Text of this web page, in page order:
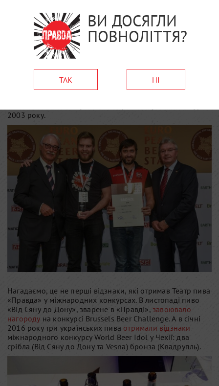
Срібна медаль – пиво Affligem Tripel
Пивоварня Alken-Maes Breweries, Бельгія
Перше пиво зварене в 1880 р.
Бронзова медаль – пиво Сила
Пивоварня Правда
Організатори кажуть, що боротьба за звання кращих
2003 року.
Нагадаємо, це не перші відзнаки, які отримав Театр пива
«Правда» у міжнародних конкурсах. В листопаді пиво
«Від Сяну до Дону», зварене в «Правді», завоювало
нагороду на конкурсі Brussels Beer Challenge. А в січні
2016 року три українських пива отримали відзнаки
міжнародного конкурсу World Beer Idol у Чехії: два
срібла (Від Сяну до Дону та Vesna) бронза (Квадрупль).
ВИ ДОСЯГЛИ
ПОВНОЛІТТЯ?
ТАК НІ